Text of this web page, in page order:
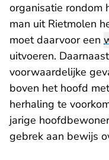
organisatie rondom
man uit Rietmolen
moet daarvoor een
uitvoeren.
voorwaardelijke
boven het hoofd
herhaling te
jarige
gebrek aan bewijs